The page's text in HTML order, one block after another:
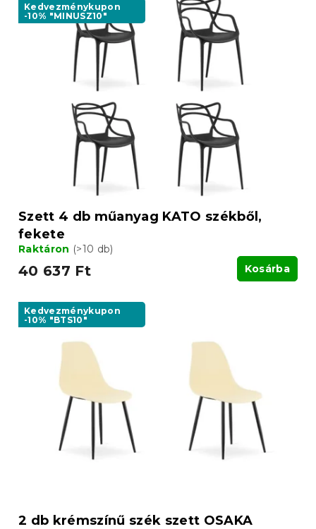
Kedvezménykupon
-10% "MINUSZ10"
Szett 4 db műanyag KATO székből,
fekete
Raktáron (>10 db)
40 637 Ft Kosárba
Kedvezménykupon
-10% "BTS10"
2 db krémszínű szék szett OSAKA